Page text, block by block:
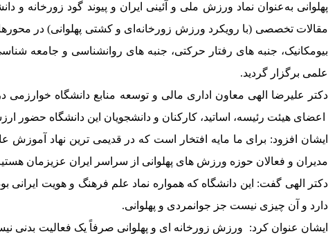
پهلوانی به‌عنوان نماد ورزش ملی و آئینی ایران و پیوند گود زورخانه
مقالات تخصصی (با رویکرد ورزش زورخانه‌ای و کشتی پهلوانی) در
بیومکانیک، جنبه های رفتار حرکتی، جنبه های روانشناسی و
علمی برگزار گردید.
دکتر علیرضا الهی معاون اداری مالی و توسعه منابع دانشگاه
اعضای هیئت رئیسه، اساتید، کارکنان و دانشجویان این دانشگاه حضور
ایشان افزود: برای ما مایه افتخار است که در قدیمی ترین نهاد
مدیران و فعالان حوزه ورزش های پهلوانی از سراسر ایران عزیزمان
دکتر الهی گفت: این دانشگاه که همواره نماد علم فرهنگ و هویت
دارد و آن چیزی نیست جز جوانمردی و پهلوانی.
ایشان عنوان کرد: ورزش زورخانه ای و پهلوانی صرفاً یک فعالیت بدنی